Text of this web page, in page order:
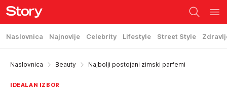
Naslovnica Najnovije Celebrity Lifestyle Street Style
Naslovnica Beauty Najbolji postojani zimski parfemi
IDEALAN IZBOR